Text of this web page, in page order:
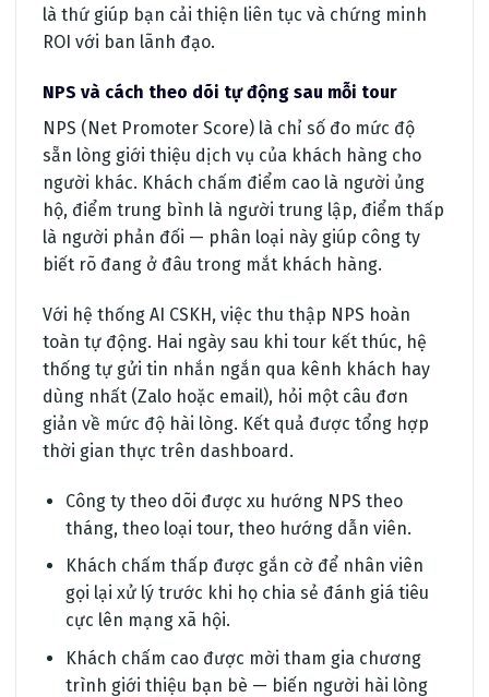
là thứ giúp bạn cải thiện liên tục và chứng minh
ROI với ban lãnh đạo.
NPS và cách theo dõi tự động sau mỗi tour
NPS (Net Promoter Score) là chỉ số đo mức độ
sẵn lòng giới thiệu dịch vụ của khách hàng cho
người khác. Khách chấm điểm cao là người ủng
hộ, điểm trung bình là người trung lập, điểm thấp
là người phản đối — phân loại này giúp công ty
biết rõ đang ở đâu trong mắt khách hàng.
Với hệ thống AI CSKH, việc thu thập NPS hoàn
toàn tự động. Hai ngày sau khi tour kết thúc, hệ
thống tự gửi tin nhắn ngắn qua kênh khách hay
dùng nhất (Zalo hoặc email), hỏi một câu đơn
giản về mức độ hài lòng. Kết quả được tổng hợp
thời gian thực trên dashboard.
Công ty theo dõi được xu hướng NPS theo
tháng, theo loại tour, theo hướng dẫn viên.
Khách chấm thấp được gắn cờ để nhân viên
gọi lại xử lý trước khi họ chia sẻ đánh giá tiêu
cực lên mạng xã hội.
Khách chấm cao được mời tham gia chương
trình giới thiệu bạn bè — biến người hài lòng